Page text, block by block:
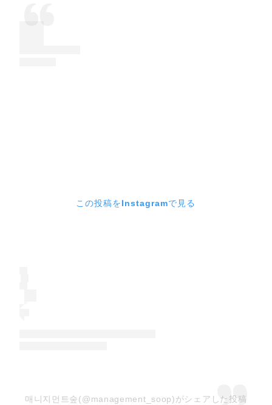
この投稿をInstagramで見る
매니지먼트숲(@management_soop)がシェアした投稿